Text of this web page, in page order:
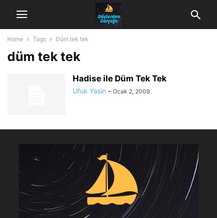
Home Tags Düm tek tek
düm tek tek
Hadise ile Düm Tek Tek
Ufuk Yasin - Ocak 2, 2009